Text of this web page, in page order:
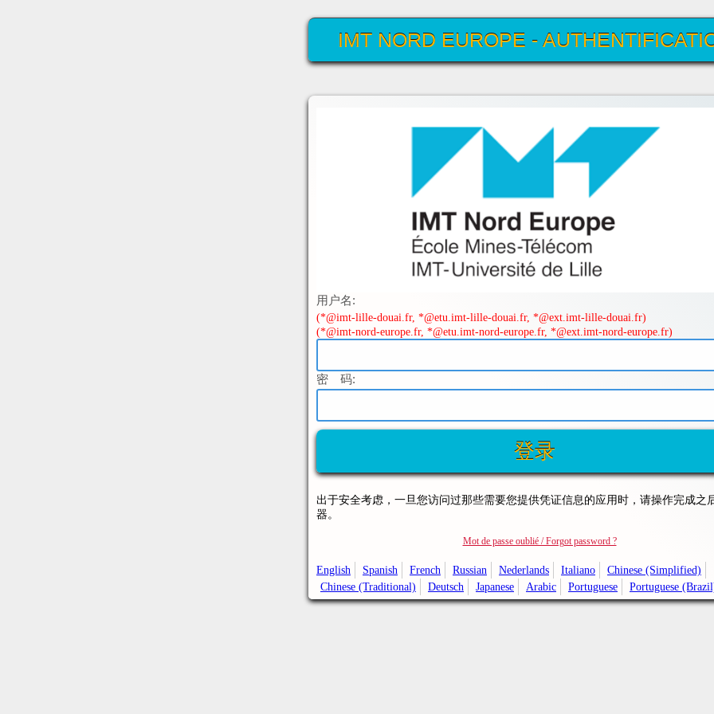
IMT NORD EUROPE -
用户名:
(*@imt-lille-douai.fr, *@etu.imt-lille-douai.fr, *@ext.imt-lille-douai.fr)
(*@imt-nord-europe.fr, *@etu.imt-nord-europe.fr, *@ext.imt-nord-europe.fr)
密 码:
出于安全考虑，一旦您访问过那些需要您提供凭证信息的应用时，请操作完成之
器。
Mot de passe oublié / Forgot password ?
English Spanish French Russian Nederlands Italiano
Chinese (Simplified)
Chinese (Traditional)
Deutsch Japanese Arabic Portuguese Portuguese